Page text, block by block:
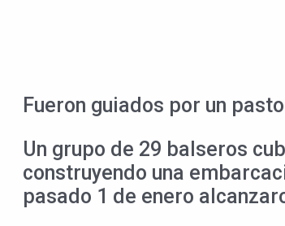
Fueron guiados por un
Un grupo de 29 balseros
construyendo una
pasado 1 de enero